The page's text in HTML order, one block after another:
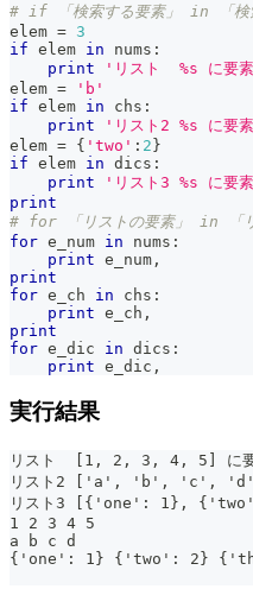
# if 「検索する要素」 in 「検
elem = 3
if elem in nums :
print
'リスト  %s に要
elem =
'b'
if elem in chs :
print
'リスト2 %s に要
elem = { 'two' : 2}
if elem in dics :
print
'リスト3 %s に要
print
# for 「リストの要素」 in 「
for e_num in nums :
print e_num ,
print
for e_ch in chs :
print e_ch ,
print
for e_dic in dics :
print e_dic ,
実行結果
リスト  [1, 2, 3, 4, 5] に要
リスト2 ['a', 'b', 'c', 'd'] に
リスト3 [{'one': 1},
1 2 3 4 5
a b c d
{'one': 1} {'two': 2}